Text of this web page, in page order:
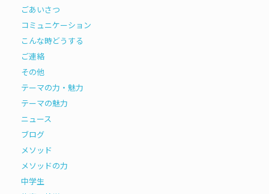
ごあいさつ
コミュニケーション
こんな時どうする
ご連絡
その他
テーマの力・魅力
テーマの魅力
ニュース
ブログ
メソッド
メソッドの力
中学生